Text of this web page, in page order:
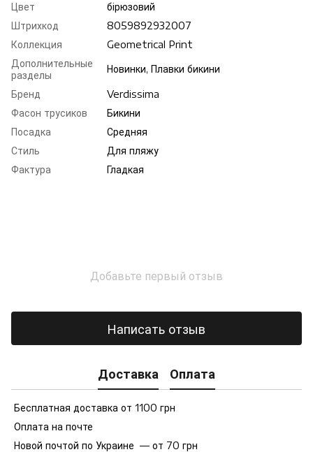
Цвет
бірюзовий
Штрихкод
8059892932007
Коллекция
Geometrical Print
Дополнительные
разделы
Новинки, Плавки бикини
Бренд
Verdissima
Фасон трусиков
Бикини
Посадка
Средняя
Стиль
Для пляжу
Фактура
Гладкая
Добавьте первый отзыв
Написать отзыв
Доставка Оплата
Бесплатная доставка от 1100 грн
Оплата на почте
Новой почтой по Украине — от 70 грн